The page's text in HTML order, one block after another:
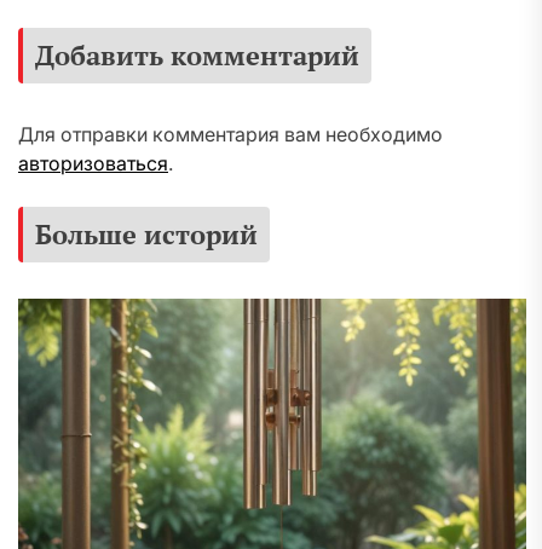
Добавить комментарий
Для отправки комментария вам необходимо
авторизоваться.
Больше историй